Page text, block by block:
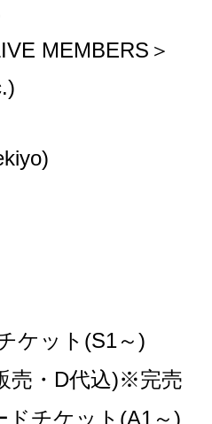
MEMBERS ＞
ケット (S1～)
売・ D代込)※完売
ドチケット (A1～)